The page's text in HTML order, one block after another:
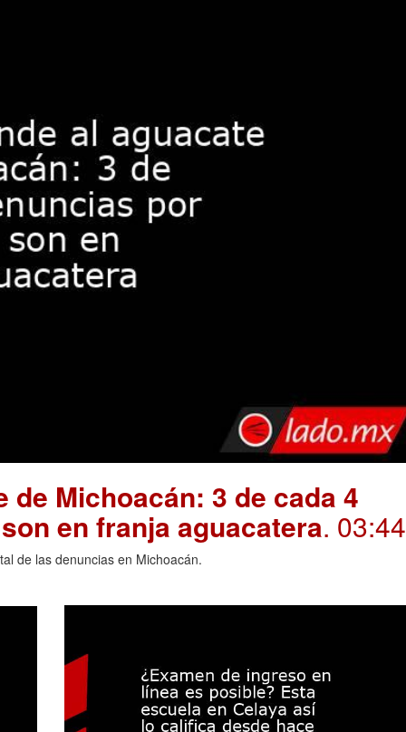
de Michoacán: 3 de cada 4
en franja aguacatera. 03:44
de las denuncias en Michoacán.